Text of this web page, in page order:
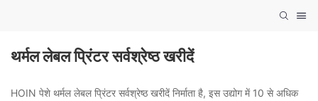
थर्मल लेबल प्रिंटर सर्वश्रेष्ठ खरीदें
HOIN पेशे थर्मल लेबल प्रिंटर सर्वश्रेष्ठ खरीदें निर्माता है, इस उद्योग में 10 से अधिक